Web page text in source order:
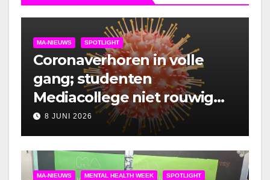
MA-NIEUWS SPOTLIGHT
Coronaverhoren in volle
gang; studenten
Mediacollege niet rouwig
om lockdown
8 JUNI 2026
MA-NIEUWS MENTAL HEALTH WEEK SPOTLIGHT